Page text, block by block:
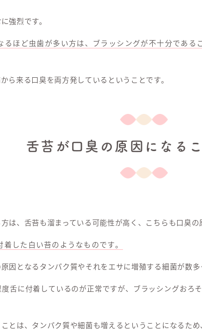
強烈です。
るほど虫歯が多い方は、ブラッシングが不十分である
ら来る口臭を両方発しているということです。
舌苔が口臭の原因になる
は、舌苔も溜まっている可能性が高く、こちらも口臭の
した白い苔のようなものです。
因となるタンパク質やそれをエサに増殖する細菌が数多
舌に付着しているのが正常ですが、ブラッシングおろ
とは、タンパク質や細菌も増えるということになるため